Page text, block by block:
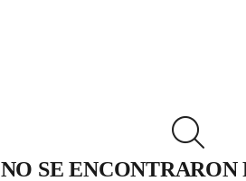
NO SE ENCONTRARON